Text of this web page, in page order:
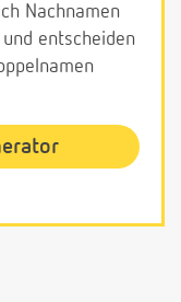
Nachnamen
entscheiden